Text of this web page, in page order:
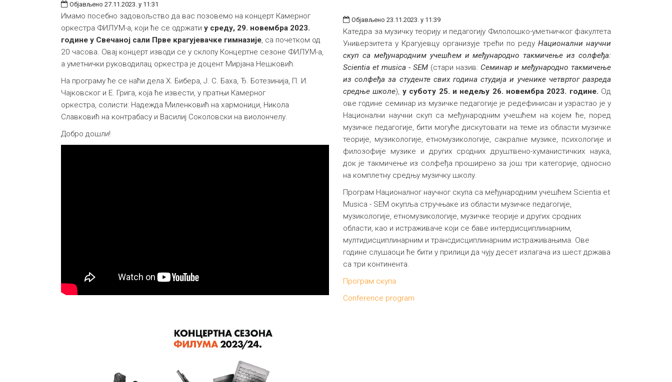
Објављено 27.11.2023. у 11:31
Имамо посебно задовољство да вас позовемо на концерт Камерног
оркестра ФИЛУМ-а, који ће се одржати у среду, 29. новембра 2023.
године у Свечаној сали Прве крагујевачке гимназије, са почетком од
20 часова. Овај концерт изводи се у склопу Концертне сезоне ФИЛУМ-а,
а уметнички руководилац оркестра је доцент Мирјанa Нешковић.
На програму ће се наћи дела Х. Бибера, Ј. С. Баха, Ђ. Ботезинија, П. И.
Чајковског и Е. Грига, која ће извести, у пратњи Камерног
оркестра, солисти: Надежда Миленковић на хармоници, Никола
Славковић на контрабасу и Василиј Соколовски на виолончелу.
Добро дошли!
Објављено 23.11.2023. у 11:39
Катедра за музичку теорију и педагогију Филолошко-уметничког факултета
Универзитета у Крагујевцу организује трећи по реду Национални научни
скуп са међународним учешћем и међународно такмичење из солфеђа:
Scientia et musica - SEM (стари назив: Семинар и међународно такмичење
из солфеђа за студенте свих година студија и ученике четвртог разреда
средње школе), у суботу 25. и недељу 26. новембра 2023. године. Од
ове године семинар из музичке педагогије је редефинисан и узрастао је у
Национални научни скуп са међународним учешћем на којем ће, поред
музичке педагогије, бити могуће дискутовати на теме из области музичке
теорије, музикологије, етномузикологије, сакралне музике, психологије и
филозофије музике и других сродних друштвено-хуманистичких наука,
док је такмичење из солфеђа проширено за још три категорије, односно
на комплетну средњу музичку школу.
Програм Националног научног скупа са међународним учешћем Scientia et
Musica - SEM окупља стручњаке из области музичке педагогије,
музикологије, етномузикологије, музичке теорије и других сродних
области, као и истраживаче који се баве интердисциплинарним,
мултидисциплинарним и трансдисциплинарним истраживањима. Ове
године слушаоци ће бити у прилици да чују десет излагача из шест држава
са три континента.
Програм скупа
Conference program